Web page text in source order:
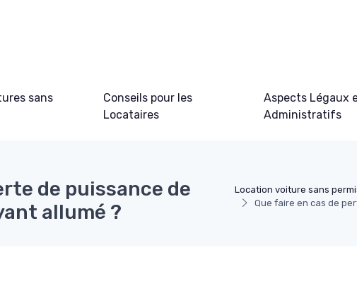
sans
Conseils pour les
Locataires
Aspects Légaux
Administratifs
Location voiture sans
Que faire en cas de
de puissance de
allumé ?